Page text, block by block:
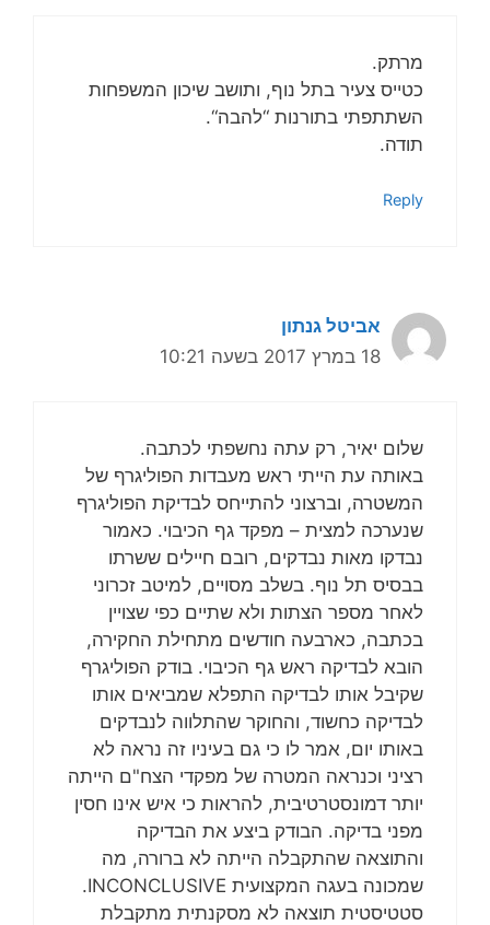
מרתק.
כטייס צעיר בתל נוף, ותושב שיכון המשפחות
השתתפתי בתורנות “להבה“.
תודה.
Reply
אביטל גנתון
18 במרץ 2017 בשעה 10:21
שלום יאיר, רק עתה נחשפתי לכתבה.
באותה עת הייתי ראש מעבדות הפוליגרף של
המשטרה, וברצוני להתייחס לבדיקת הפוליגרף
שנערכה למצית – מפקד גף הכיבוי. כאמור
נבדקו מאות נבדקים, רובם חיילים ששרתו
בבסיס תל נוף. בשלב מסויים, למיטב זכרוני
לאחר מספר הצתות ולא שתיים כפי שצויין
בכתבה, כארבעה חודשים מתחילת החקירה,
הובא לבדיקה ראש גף הכיבוי. בודק הפוליגרף
שקיבל אותו לבדיקה התפלא שמביאים אותו
לבדיקה כחשוד, והחוקר שהתלווה לנבדקים
באותו יום, אמר לו כי גם בעיניו זה נראה לא
רציני וכנראה המטרה של מפקדי הצח"ם הייתה
יותר דמונסטרטיבית, להראות כי איש אינו חסין
מפני בדיקה. הבודק ביצע את הבדיקה
והתוצאה שהתקבלה הייתה לא ברורה, מה
שמכונה בעגה המקצועית INCONCLUSIVE.
סטטיסטית תוצאה לא מסקנתית מתקבלת